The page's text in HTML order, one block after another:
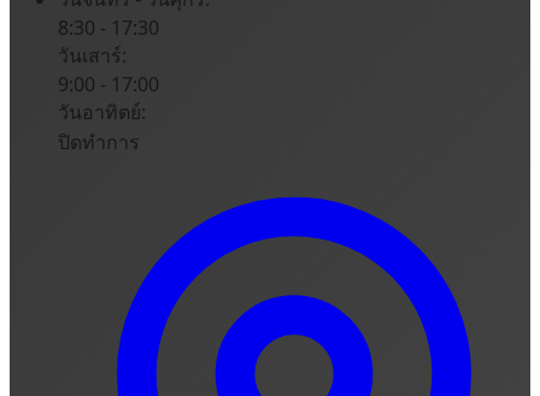
8:30 - 17:30
วันเสาร์:
9:00 - 17:00
วันอาทิตย์:
ปิดทำการ